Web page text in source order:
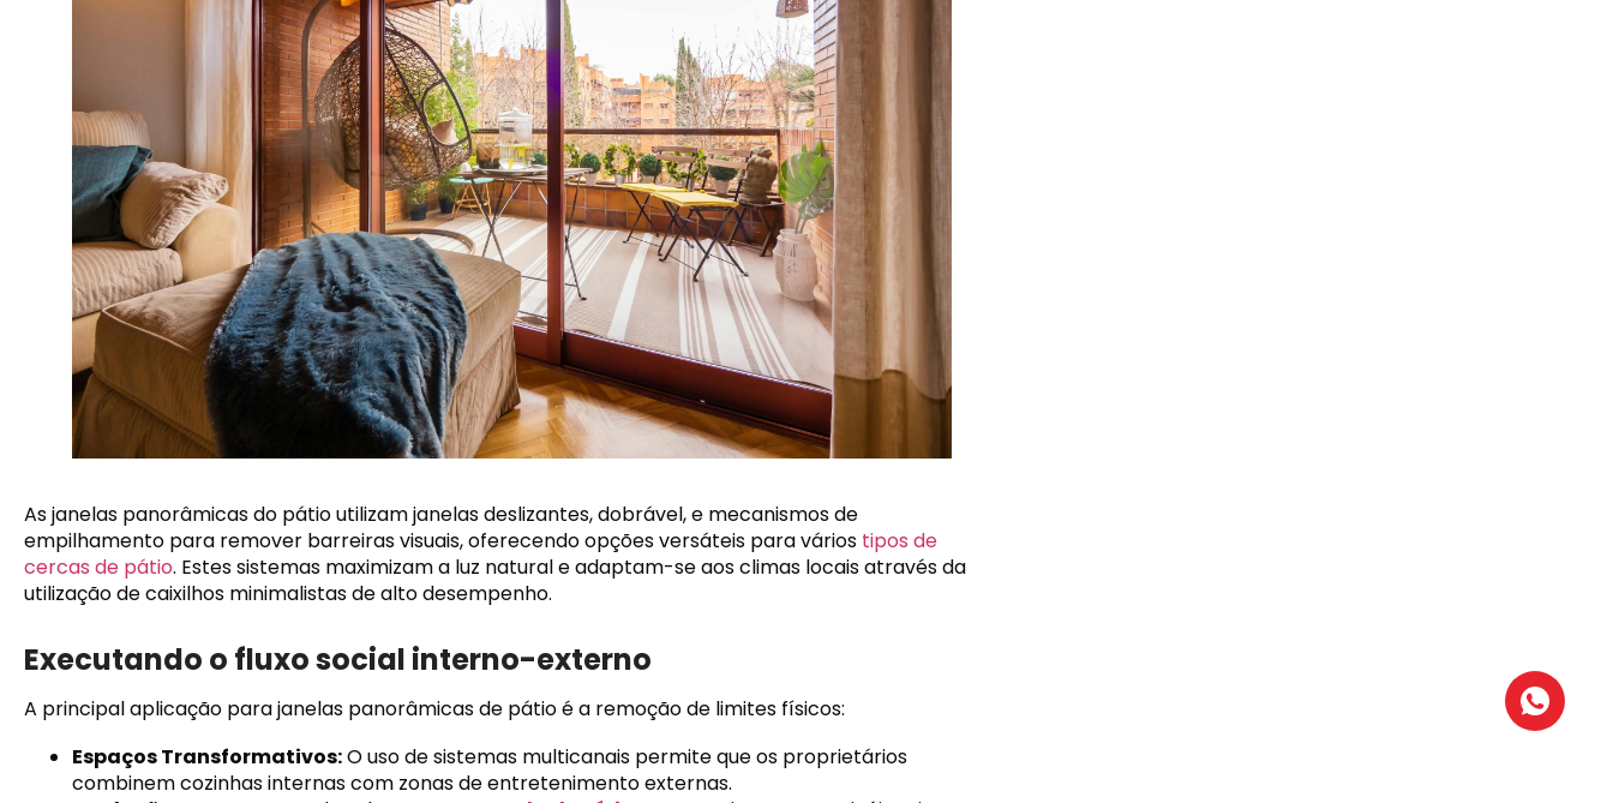
As janelas panorâmicas do pátio utilizam janelas deslizantes, dobrável, e mecanismos de
empilhamento para remover barreiras visuais, oferecendo opções versáteis para vários tipos de
cercas de pátio. Estes sistemas maximizam a luz natural e adaptam-se aos climas locais através da
utilização de caixilhos minimalistas de alto desempenho.
Executando o fluxo social interno-externo
A principal aplicação para janelas panorâmicas de pátio é a remoção de limites físicos:
Espaços Transformativos:O uso de sistemas multicanais permite que os proprietários
combinem cozinhas internas com zonas de entretenimento externas.